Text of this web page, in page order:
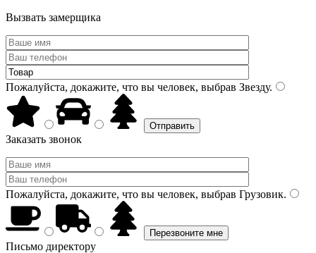
Вызвать замерщика
Пожалуйста, докажите, что вы человек, выбрав Звезду.
Заказать звонок
Пожалуйста, докажите, что вы человек, выбрав Грузовик.
Письмо директору